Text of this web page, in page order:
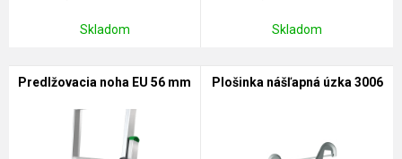
Skladom Skladom
Predlžovacia noha EU 56 mm Plošinka nášľapná úzka 3006